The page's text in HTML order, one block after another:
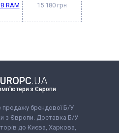
RAM
15 180 грн
.UA
з Європи
продажу брендової Б/У
з Європи. Доставка Б/У
до Києва, Харкова,